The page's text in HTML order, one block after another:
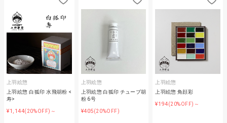
上羽絵惣
上羽絵惣 白狐印 水飛胡粉 <
寿>
¥1,144(20%OFF)～
上羽絵惣
上羽絵惣 白狐印 チューブ胡
粉 6号
¥405(20%OFF)
上羽絵惣
上羽絵惣 角顔彩
¥194(20%OFF)～